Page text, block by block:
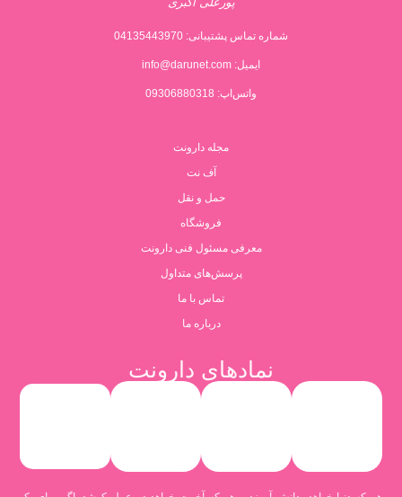
شماره تماس پشتیبانی: 04135443970
ایمیل: info@darunet.com
واتس‌اپ: 09306880318
مجله دارونت
آف نت
حمل و نقل
فروشگاه
معرفی مسئول فنی دارونت
پرسش‌های متداول
تماس با ما
درباره ما
نمادهای دارونت